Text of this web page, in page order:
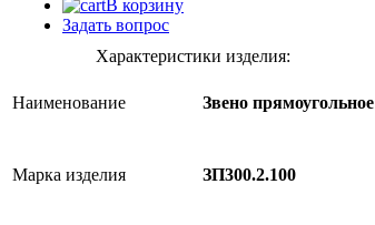
В корзину
Задать вопрос
Характеристики изделия:
Наименование Звено прямоугольное
Марка изделия ЗП300.2.100